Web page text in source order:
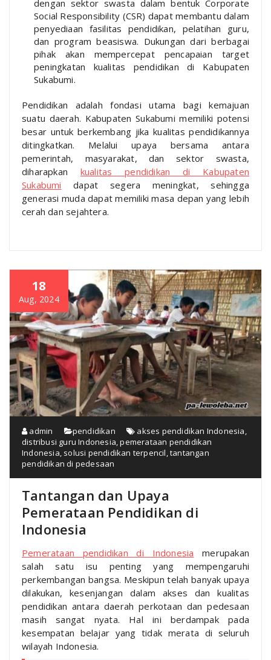
dengan sektor swasta dalam bentuk Corporate
Social Responsibility (CSR) dapat membantu dalam
penyediaan fasilitas pendidikan, pelatihan guru,
dan program beasiswa. Dukungan dari berbagai
pihak akan mempercepat pencapaian target
peningkatan kualitas pendidikan di Kabupaten
Sukabumi.
Pendidikan adalah fondasi utama bagi kemajuan
suatu daerah. Kabupaten Sukabumi memiliki potensi
besar untuk berkembang jika kualitas pendidikannya
ditingkatkan. Melalui upaya bersama antara
pemerintah, masyarakat, dan sektor swasta,
diharapkan kualitas pendidikan di Kabupaten
Sukabumi dapat segera meningkat, sehingga
generasi muda dapat memiliki masa depan yang lebih
cerah dan sejahtera.
18
Aug, 2024
admin pendidikan akses pendidikan Indonesia,
distribusi guru Indonesia,pemerataan pendidikan
Indonesia, solusi pendidikan terpencil,tantangan
pendidikan di pedesaan
Tantangan dan Upaya
Pemerataan Pendidikan di
Indonesia
Pemerataan pendidikan di Indonesia merupakan
salah satu isu penting yang mempengaruhi
perkembangan bangsa. Meskipun telah banyak upaya
dilakukan, kesenjangan dalam akses dan kualitas
pendidikan antara daerah perkotaan dan pedesaan
masih sangat nyata. Hal ini berdampak pada
kesempatan belajar yang tidak merata di seluruh
wilayah Indonesia.